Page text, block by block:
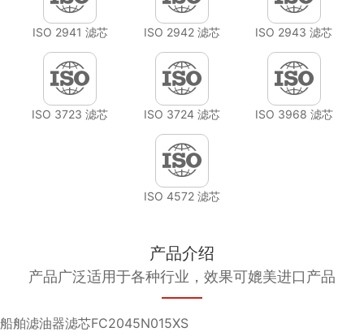
ISO 2941 滤芯 ISO 2942 滤芯 ISO 2943 滤芯
ISO 3723 滤芯 ISO 3724 滤芯 ISO 3968 滤芯
ISO 4572 滤芯
产品介绍
产品广泛适用于各种行业，效果可媲美进口产品
船舶滤油器滤芯FC2045N015XS